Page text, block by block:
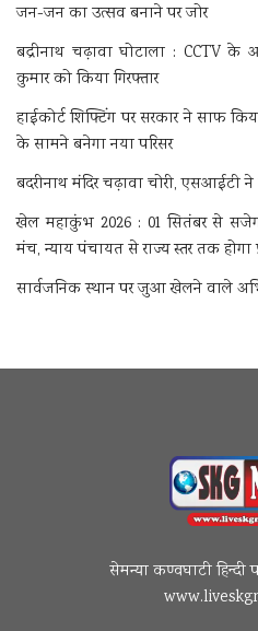
जन-जन का उत्सव बनाने पर जोर
बद्रीनाथ चढ़ावा घोटाला : CCTV
कुमार को किया गिरफ्तार
हाईकोर्ट शिफ्टिंग पर सरकार ने साफ
के सामने बनेगा नया परिसर
बदरीनाथ मंदिर चढ़ावा चोरी, एसआईटी
खेल महाकुंभ 2026 : 01 सितंबर से
मंच, न्याय पंचायत से राज्य स्तर तक होगा
सार्वजनिक स्थान पर जुआ खेलने वाले
सेमन्या कण्वघाटी हिन्दी